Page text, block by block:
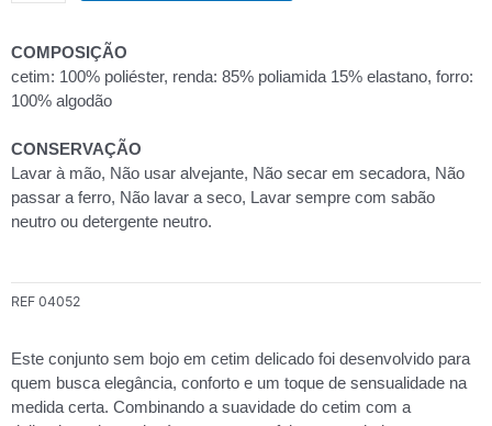
EM
RENDA
quantidade
COMPOSIÇÃO
cetim: 100% poliéster, renda: 85% poliamida 15% elastano, forro:
100% algodão
CONSERVAÇÃO
Lavar à mão, Não usar alvejante, Não secar em secadora, Não
passar a ferro, Não lavar a seco, Lavar sempre com sabão
neutro ou detergente neutro.
REF 04052
Este conjunto sem bojo em cetim delicado foi desenvolvido para
quem busca elegância, conforto e um toque de sensualidade na
medida certa. Combinando a suavidade do cetim com a